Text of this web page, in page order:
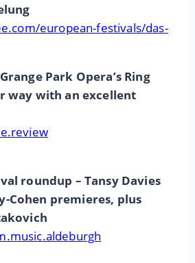
european-festivals/das-
Park Opera’s Ring
way with an excellent
roundup – Tansy Davies
Cohen premieres, plus